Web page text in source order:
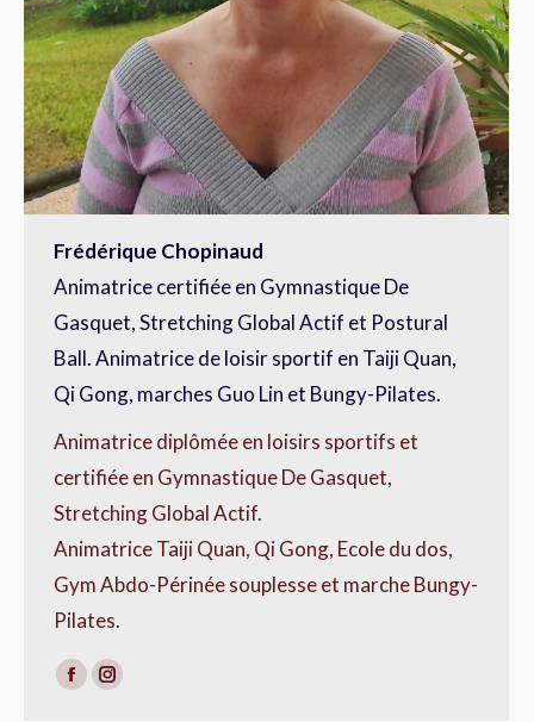
Frédérique Chopinaud
Animatrice certifiée en Gymnastique De
Gasquet, Stretching Global Actif et Postural
Ball. Animatrice de loisir sportif en Taiji Quan,
Qi Gong, marches Guo Lin et Bungy-Pilates.
Animatrice diplômée en loisirs sportifs et
certifiée en Gymnastique De Gasquet,
Stretching Global Actif.
Animatrice Taiji Quan, Qi Gong, Ecole du dos,
Gym Abdo-Périnée souplesse et marche Bungy-
Pilates.
FacebookInstagram